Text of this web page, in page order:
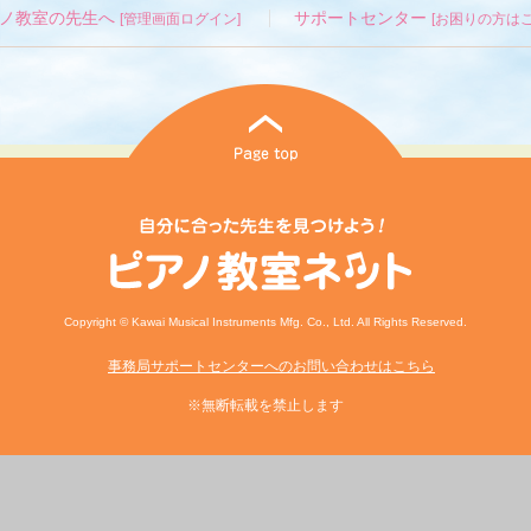
教室の先生へ [管理画面ログイン] サポートセンター [お困りの方は
Copyright © Kawai Musical Instruments Mfg. Co., Ltd. All Rights Reserved.
事務局サポートセンターへのお問い合わせはこちら
※無断転載を禁止します